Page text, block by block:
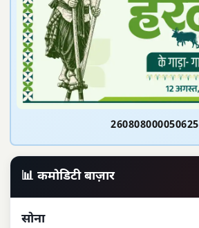
260808000050625
📊 कमोडिटी बाज़ार
सोना